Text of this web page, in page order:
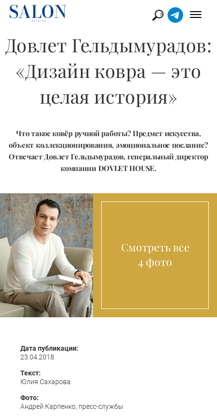
Довлет Гельдымурадов:
«Дизайн ковра — это
целая история»
Что такое ковёр ручной работы? Предмет искусства,
объект коллекционирования, эмоциональное послание?
Отвечает Довлет Гельдымурадов, генеральный директор
компании DOVLET HOUSE.
Смотреть все
4 фото
Дата публикации:
23.04.2018
Текст:
Юлия Сахарова
Фото:
Андрей Карпенко, пресс-службы